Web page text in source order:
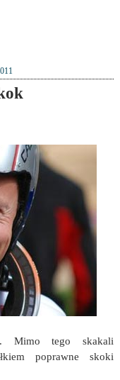
Mimo tego skakali
poprawne skoki